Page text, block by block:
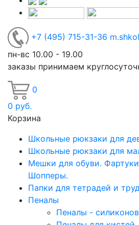
+7 (495) 715-31-36
пн-вс 10.00 - 19.00
заказы принимаем
0
0 руб.
Корзина
Школьные рюкзаки для
Школьные рюкзаки для
Мешки для обуви.
Шопперы.
Папки для тетрадей и
Пеналы
Пеналы -